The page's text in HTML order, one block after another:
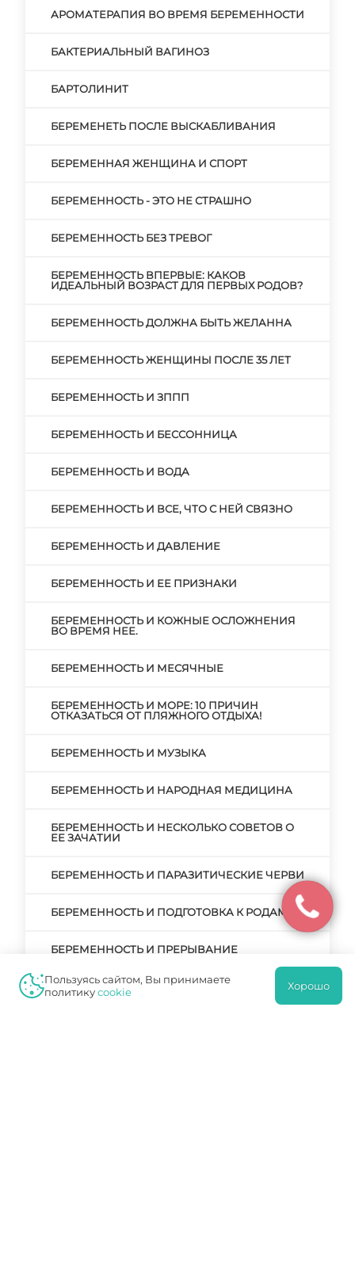
АРОМАТЕРАПИЯ ВО ВРЕМЯ БЕРЕМЕННОСТИ
БАКТЕРИАЛЬНЫЙ ВАГИНОЗ
БАРТОЛИНИТ
БЕРЕМЕНЕТЬ ПОСЛЕ ВЫСКАБЛИВАНИЯ
БЕРЕМЕННАЯ ЖЕНЩИНА И СПОРТ
БЕРЕМЕННОСТЬ - ЭТО НЕ СТРАШНО
БЕРЕМЕННОСТЬ БЕЗ ТРЕВОГ
БЕРЕМЕННОСТЬ ВПЕРВЫЕ: КАКОВ
ИДЕАЛЬНЫЙ ВОЗРАСТ ДЛЯ ПЕРВЫХ РОДОВ?
БЕРЕМЕННОСТЬ ДОЛЖНА БЫТЬ ЖЕЛАННА
БЕРЕМЕННОСТЬ ЖЕНЩИНЫ ПОСЛЕ 35 ЛЕТ
БЕРЕМЕННОСТЬ И ЗППП
БЕРЕМЕННОСТЬ И БЕССОННИЦА
БЕРЕМЕННОСТЬ И ВОДА
БЕРЕМЕННОСТЬ И ВСЕ, ЧТО С НЕЙ СВЯЗНО
БЕРЕМЕННОСТЬ И ДАВЛЕНИЕ
БЕРЕМЕННОСТЬ И ЕЕ ПРИЗНАКИ
БЕРЕМЕННОСТЬ И КОЖНЫЕ ОСЛОЖНЕНИЯ
ВО ВРЕМЯ НЕЕ.
БЕРЕМЕННОСТЬ И МЕСЯЧНЫЕ
БЕРЕМЕННОСТЬ И МОРЕ: 10 ПРИЧИН
ОТКАЗАТЬСЯ ОТ ПЛЯЖНОГО ОТДЫХА!
БЕРЕМЕННОСТЬ И МУЗЫКА
БЕРЕМЕННОСТЬ И НАРОДНАЯ МЕДИЦИНА
БЕРЕМЕННОСТЬ И НЕСКОЛЬКО СОВЕТОВ О
ЕЕ ЗАЧАТИИ
БЕРЕМЕННОСТЬ И ПАРАЗИТИЧЕСКИЕ ЧЕРВИ
БЕРЕМЕННОСТЬ И ПОДГОТОВКА К РОДАМ
БЕРЕМЕННОСТЬ И ПРЕРЫВАНИЕ
Пользуясь сайтом, Вы принимаете
политикуcookie Хорошо